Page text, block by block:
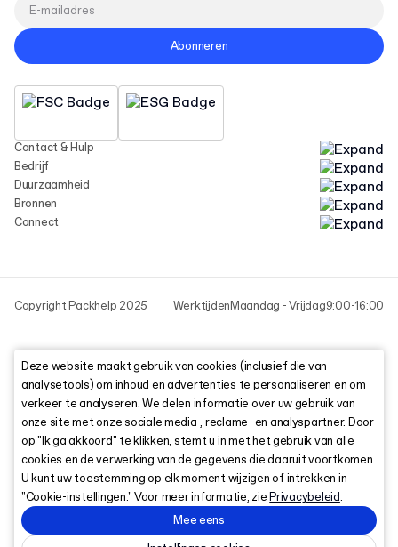
Contact & Hulp
Bedrijf
Duurzaamheid
Bronnen
Connect
Abonneren
Copyright Packhelp 2025 WerktijdenMaandag - Vrijdag9:00-16:00
Deze website maakt gebruik van cookies (inclusief die van
analysetools) om inhoud en advertenties te personaliseren en om
verkeer te analyseren. We delen informatie over uw gebruik van
onze site met onze sociale media-, reclame- en analyspartner. Door
op "Ik ga akkoord" te klikken, stemt u in met het gebruik van alle
cookies en de verwerking van de gegevens die daaruit voortkomen.
U kunt uw toestemming op elk moment wijzigen of intrekken in
"Cookie-instellingen." Voor meer informatie, ziePrivacybeleid.
Mee eens